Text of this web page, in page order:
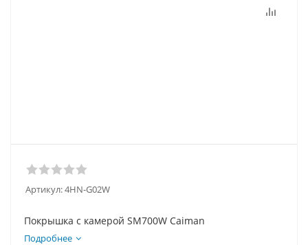
Артикул:4HN-G02W
Покрышка с камерой SM700W Caiman
Подробнее